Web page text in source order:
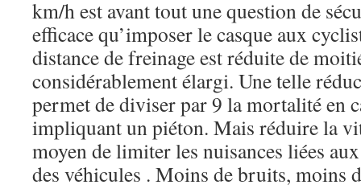
km/h est avant tout une question de
efficace qu’imposer le casque aux
distance de freinage est réduite de
considérablement élargi. Une telle
permet de diviser par 9 la mortalité en
impliquant un piéton. Mais réduire la
moyen de limiter les nuisances liées
des véhicules . Moins de bruits, moins